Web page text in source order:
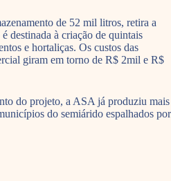
de 52 mil litros, retira a
destinada à criação de quintais
e hortaliças. Os custos das
giram em torno de R$ 2mil e R$
do projeto, a ASA já produziu mais
do semiárido espalhados por